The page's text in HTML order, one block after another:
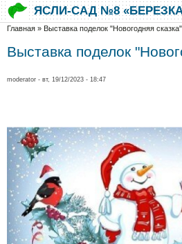
Перейти к основному содержанию
Skip to searchЯСЛИ-САД №8
Вы здесь
Главная » Выставка поделок "Новогодняя сказка"
Выставка поделок
moderator - вт, 19/12/2023 - 18:47